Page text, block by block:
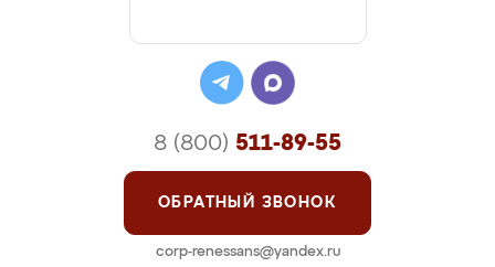
8 (800) 511-89-55
ОБРАТНЫЙ ЗВОНОК
corp-renessans@yandex.ru